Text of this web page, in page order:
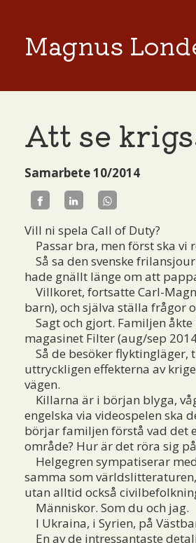
Magnus
Att se
Samarbete 10/2014
Vill ni spela Call of Duty?
Passar bra, men först ska vi
Så sa den svenske
hade gnällt länge om att
Villkoret, fortsatte Carl-
barn), och själva ställa frågor
Sagt och gjort. Familjen
magasinet Filter (aug/sep
Så de besöker flyktingläger,
uttryckligen effekterna av
vägen.
Killarna är i början blyga,
engelska via videospelen ska
börjar familjen förstå vad det
område? Hur är det röra sig
Helgegren sympatiserar
samma som
utan alltid också
Människor. Som du och jag.
I Ukraina, i Syrien, på
En av de intressantaste